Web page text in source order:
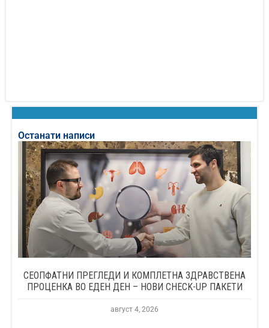
Останати написи
СЕОПФАТНИ ПРЕГЛЕДИ И КОМПЛЕТНА ЗДРАВСТВЕНА
ПРОЦЕНКА ВО ЕДЕН ДЕН – НОВИ CHECK-UP ПАКЕТИ
август 4, 2026